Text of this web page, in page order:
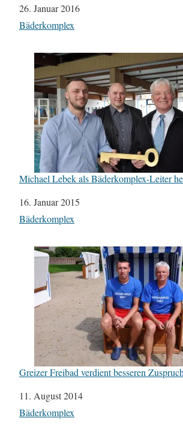
Datum
26. Januar 2016
In Bezug auf
Bäderkomplex
Michael Lebek als Bäderkomplex-Leiter
Datum
16. Januar 2015
In Bezug auf
Bäderkomplex
Greizer Freibad verdient besseren
Datum
11. August 2014
In Bezug auf
Bäderkomplex